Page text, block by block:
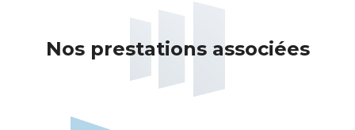
Nos prestations associées